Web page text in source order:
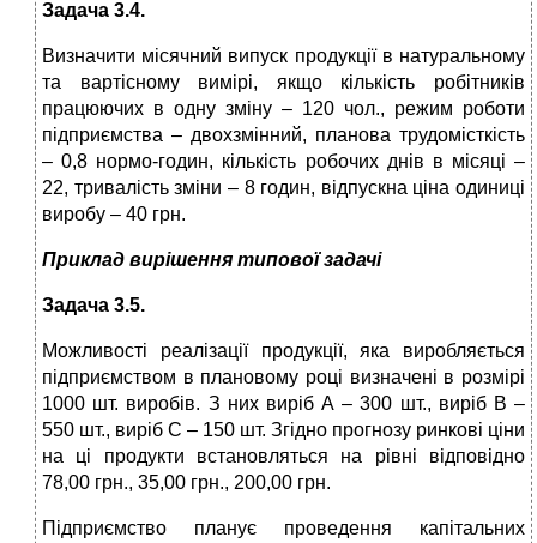
Задача 3.4.
Визначити місячний випуск продукції в натуральному
та вартісному вимірі, якщо кількість робітників
працюючих в одну зміну – 120 чол., режим роботи
підприємства – двохзмінний, планова трудомісткість
– 0,8 нормо-годин, кількість робочих днів в місяці –
22, тривалість зміни – 8 годин, відпускна ціна одиниці
виробу – 40 грн.
Приклад вирішення типової задачі
Задача 3.5.
Можливості реалізації продукції, яка виробляється
підприємством в плановому році визначені в розмірі
1000 шт. виробів. З них виріб А – 300 шт., виріб В –
550 шт., виріб С – 150 шт. Згідно прогнозу ринкові ціни
на ці продукти встановляться на рівні відповідно
78,00 грн., 35,00 грн., 200,00 грн.
Підприємство планує проведення капітальних